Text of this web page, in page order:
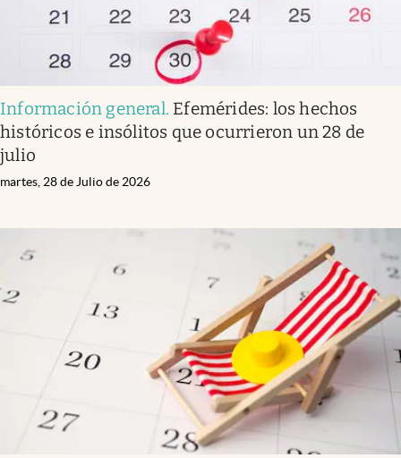
Información general. Efemérides: los hechos
históricos e insólitos que ocurrieron un 28 de
julio
martes, 28 de Julio de 2026